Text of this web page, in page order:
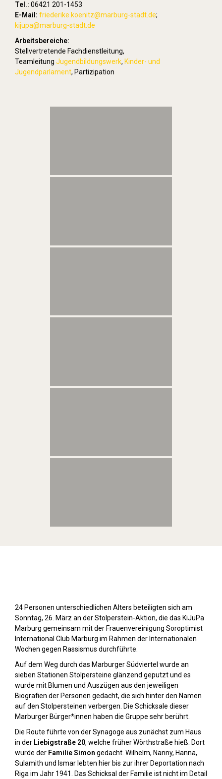
Tel.: 06421 201-1453
E-Mail: friederike.koenitz@marburg-stadt.de;
kijupa@marburg-stadt.de
Arbeitsbereiche:
Stellvertretende Fachdienstleitung,
Teamleitung Jugendbildungswerk, Kinder- und
Jugendparlament, Partizipation
24 Personen unterschiedlichen Alters beteiligten sich am
Sonntag, 26. März an der Stolperstein-Aktion, die das KiJuPa
Marburg gemeinsam mit der Frauenvereinigung Soroptimist
International Club Marburg im Rahmen der Internationalen
Wochen gegen Rassismus durchführte.
Auf dem Weg durch das Marburger Südviertel wurde an
sieben Stationen Stolpersteine glänzend geputzt und es
wurde mit Blumen und Auszügen aus den jeweiligen
Biografien der Personen gedacht, die sich hinter den Namen
auf den Stolpersteinen verbergen. Die Schicksale dieser
Marburger Bürger*innen haben die Gruppe sehr berührt.
Die Route führte von der Synagoge aus zunächst zum Haus
in der Liebigstraße 20, welche früher Wörthstraße hieß. Dort
wurde der Familie Simon gedacht. Wilhelm, Nanny, Hanna,
Sulamith und Ismar lebten hier bis zur ihrer Deportation nach
Riga im Jahr 1941. Das Schicksal der Familie ist nicht im Detail